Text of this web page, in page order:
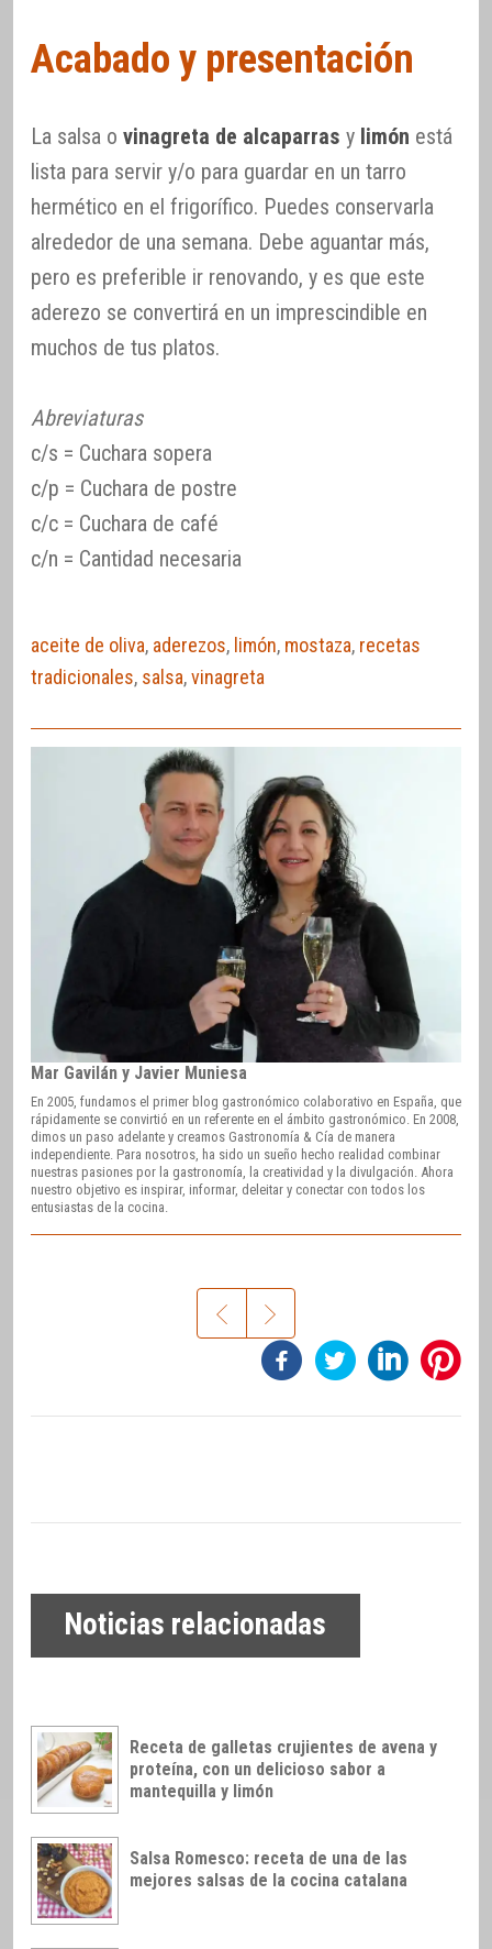
Acabado y presentación
La salsa o vinagreta de alcaparras y limón está
lista para servir y/o para guardar en un tarro
hermético en el frigorífico. Puedes conservarla
alrededor de una semana. Debe aguantar más,
pero es preferible ir renovando, y es que este
aderezo se convertirá en un imprescindible en
muchos de tus platos.
Abreviaturas
c/s = Cuchara sopera
c/p = Cuchara de postre
c/c = Cuchara de café
c/n = Cantidad necesaria
aceite de oliva, aderezos, limón, mostaza, recetas
tradicionales, salsa,vinagreta
Mar Gavilán y Javier Muniesa
En 2005, fundamos el primer blog gastronómico colaborativo en España, que
rápidamente se convirtió en un referente en el ámbito gastronómico. En 2008,
dimos un paso adelante y creamos Gastronomía & Cía de manera
independiente. Para nosotros, ha sido un sueño hecho realidad combinar
nuestras pasiones por la gastronomía, la creatividad y la divulgación. Ahora
nuestro objetivo es inspirar, informar, deleitar y conectar con todos los
entusiastas de la cocina.
Noticias relacionadas
Receta de galletas crujientes de avena y
proteína, con un delicioso sabor a
mantequilla y limón
Salsa Romesco: receta de una de las
mejores salsas de la cocina catalana